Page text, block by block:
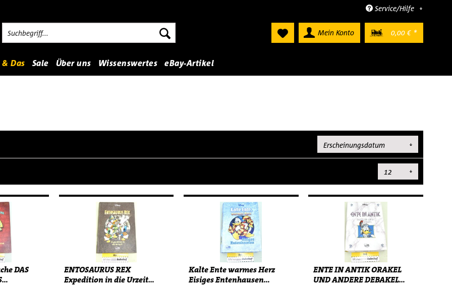
Service/Hilfe
Mein Konto 0,00 € *
Das Sale Über uns Wissenswertes eBay-Artikel
DAS
ENTOSAURUS REX
Expedition in die Urzeit...
Kalte Ente warmes Herz
Eisiges Entenhausen...
ENTE IN ANTIK ORAKEL
UND ANDERE DEBAKEL...